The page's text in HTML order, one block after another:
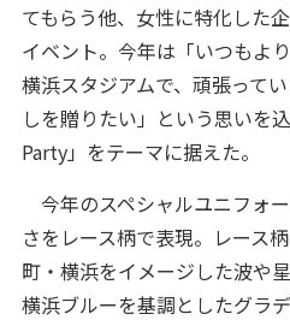
てもらう他、女性に特化した
イベント。今年は「いつもよ
横浜スタジアムで、頑張って
しを贈りたい」という思いを
Party」をテーマに据えた。
今年のスペシャルユニフォ
さをレース柄で表現。レース
町・横浜をイメージした波や
横浜ブルーを基調としたグラ